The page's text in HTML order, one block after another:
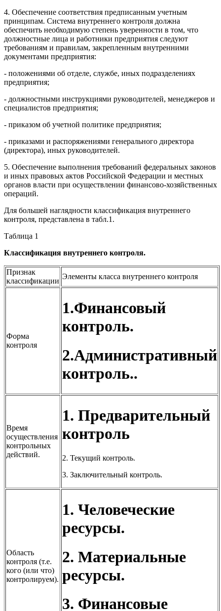
4. Обеспечение соответствия предписанным учетным
принципам. Система внутреннего контроля должна
обеспечить необходимую степень уверенности в том, что
должностные лица и работники предприятия следуют
требованиям и правилам, закрепленным внутренними
документами предприятия:
- положениями об отделе, службе, иных подразделениях
предприятия;
- должностными инструкциями руководителей, менеджеров и
специалистов предприятия;
- приказом об учетной политике предприятия;
- приказами и распоряжениями генерального директора
(директора), иных руководителей.
5. Обеспечение выполнения требований федеральных законов
и иных правовых актов Российской Федерации и местных
органов власти при осуществлении финансово-хозяйственных
операций.
Для большей наглядности классификация внутреннего
контроля, представлена в табл.1.
Таблица 1
Классификация внутреннего контроля.
Признак
классификации
Элементы класса внутреннего контроля
Форма
контроля
1.Финансовый
контроль.
2.Административный
контроль..
Время
осуществления
контрольных
действий.
1. Предварительный
контроль
2. Текущий контроль.
3. Заключительный контроль.
Область
контроля (т.е.
кого (или что)
контролируем).
1. Человеческие
ресурсы.
2. Материальные
ресурсы.
3. Финансовые